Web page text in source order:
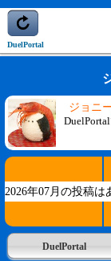
DuelPortal
ジョニ
2026年07月の投稿は
DuelPortal